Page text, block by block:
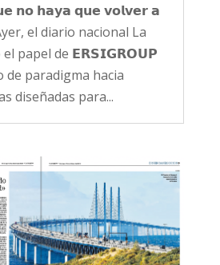
𝗻𝗼 𝗵𝗮𝘆𝗮 𝗾𝘂𝗲 𝘃𝗼𝗹𝘃𝗲𝗿 𝗮
el diario nacional La
el papel de 𝗘𝗥𝗦𝗜𝗚𝗥𝗢𝗨𝗣
de paradigma hacia
diseñadas para...